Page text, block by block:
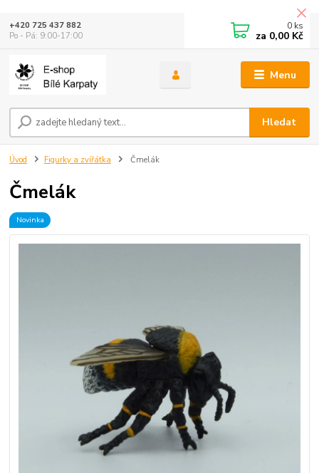
Menu
Hledat
+420 725 437 882
Po - Pá: 9:00-17:00
0 ks
za 0,00 Kč
Úvod Figurky a zvířátka Čmelák
Čmelák
Novinka